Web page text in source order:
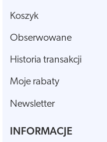
Koszyk
Obserwowane
Historia transakcji
Moje rabaty
Newsletter
INFORMACJE